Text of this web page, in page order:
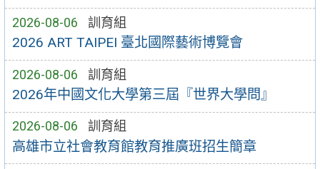
2026-08-06 訓育組
2026 ART TAIPEI 臺北國際藝術博覽會
2026-08-06 訓育組
2026年中國文化大學第三屆『世界大學問』
2026-08-06 訓育組
高雄市立社會教育館教育推廣班招生簡章